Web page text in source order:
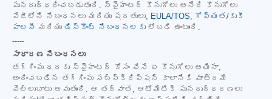
పునరుద్ధరించబడుతుంది. స్పైహంటర్ కొనుగోలు అనేది కొనుగోలు
పేజీలోని నిబంధనలు మరియు షరతులు,
EULA/TOS
గోప్యత/కుకీ
పాలసీ మరియు డిస్కౌంట్ నిబంధనలకు లోబడి ఉంటుంది.
-----
సాధారణ నిబంధనలు
తగ్గింపు ధరకు స్పైహంటర్ కోసం చేసే ఏ కొనుగోలు అయినా,
అందించబడిన తగ్గింపు సబ్‌స్క్రిప్షన్ కాలానికి మాత్రమే
చెల్లుబాటు అవుతుంది. ఆ తర్వాత, ఆటోమేటిక్ పునరుద్ధరణలు